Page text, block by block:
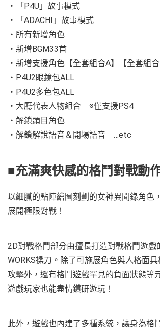
・「P4U」故事模式
・「ADACHI」故事模式
・所有新增角色
・新增BGM33首
・新增支援角色【全套組合A】【全套組合
・P4U2眼鏡包ALL
・P4U2多色包ALL
・大廳代表人物組合 ※僅支援PS4
・解鎖頭目角色
・解鎖解說語音＆開場語音 …etc
■充滿爽快感的格鬥對戰動
以細膩的點陣繪圖刻劃的女神異聞錄角色
展開極限對戰！
2D對戰格鬥部分由擅長打造對戰格鬥遊戲
WORKS操刀。除了可施展角色與人格面
攻擊外，還有格鬥遊戲罕見的負面狀態等
遊戲玩家也能盡情鑽研遊玩！
此外，遊戲也內建了多種系統，讓身為格